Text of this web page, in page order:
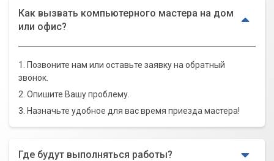
Как вызвать компьютерного мастера на дом
или офис?
1. Позвоните нам или оставьте заявку на обратный
звонок.
2. Опишите Вашу проблему.
3. Назначьте удобное для вас время приезда мастера!
Где будут выполняться работы?